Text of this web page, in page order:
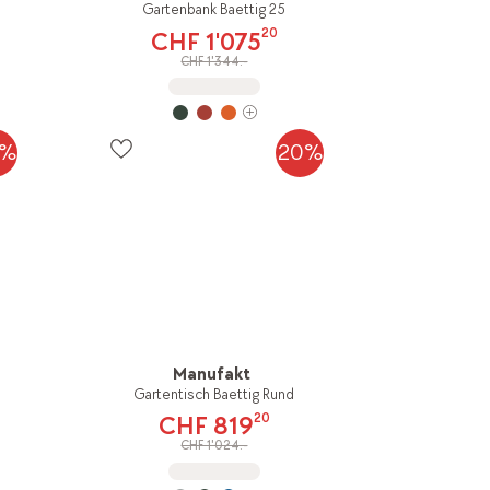
Gartenbank Baettig 25
CHF 1'07520
CHF 1'344.-
20%
Manufakt
Gartentisch Baettig Rund
CHF 81920
CHF 1'024.-